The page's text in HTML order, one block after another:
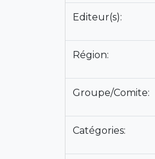
Editeur(s):
Région:
Groupe/Comite:
Catégories: